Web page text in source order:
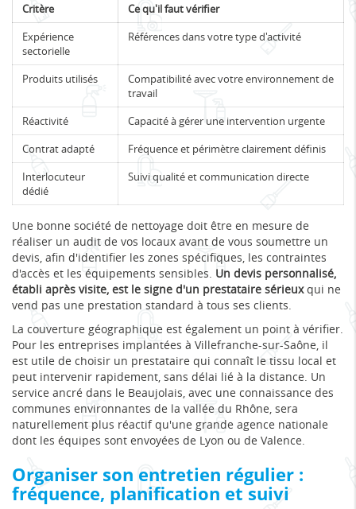
Critère
Ce qu'il faut vérifier
Expérience
sectorielle
Références dans votre type d'activité
Produits utilisés
Compatibilité avec votre environnement de
travail
Réactivité
Capacité à gérer une intervention urgente
Contrat adapté
Fréquence et périmètre clairement définis
Interlocuteur
dédié
Suivi qualité et communication directe
Une bonne société de nettoyage doit être en mesure de
réaliser un audit de vos locaux avant de vous soumettre un
devis, afin d'identifier les zones spécifiques, les contraintes
d'accès et les équipements sensibles. Un devis personnalisé,
établi après visite, est le signe d'un prestataire sérieuxqui ne
vend pas une prestation standard à tous ses clients.
La couverture géographique est également un point à vérifier.
Pour les entreprises implantées à Villefranche-sur-Saône, il
est utile de choisir un prestataire qui connaît le tissu local et
peut intervenir rapidement, sans délai lié à la distance. Un
service ancré dans le Beaujolais, avec une connaissance des
communes environnantes de la vallée du Rhône, sera
naturellement plus réactif qu'une grande agence nationale
dont les équipes sont envoyées de Lyon ou de Valence.
Organiser son entretien régulier :
fréquence, planification et suivi